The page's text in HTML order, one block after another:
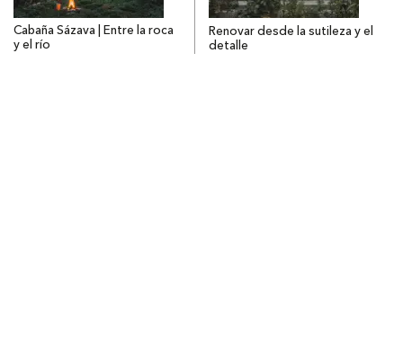
Cabaña Sázava | Entre la roca
y el río
Renovar desde la sutileza y el
detalle